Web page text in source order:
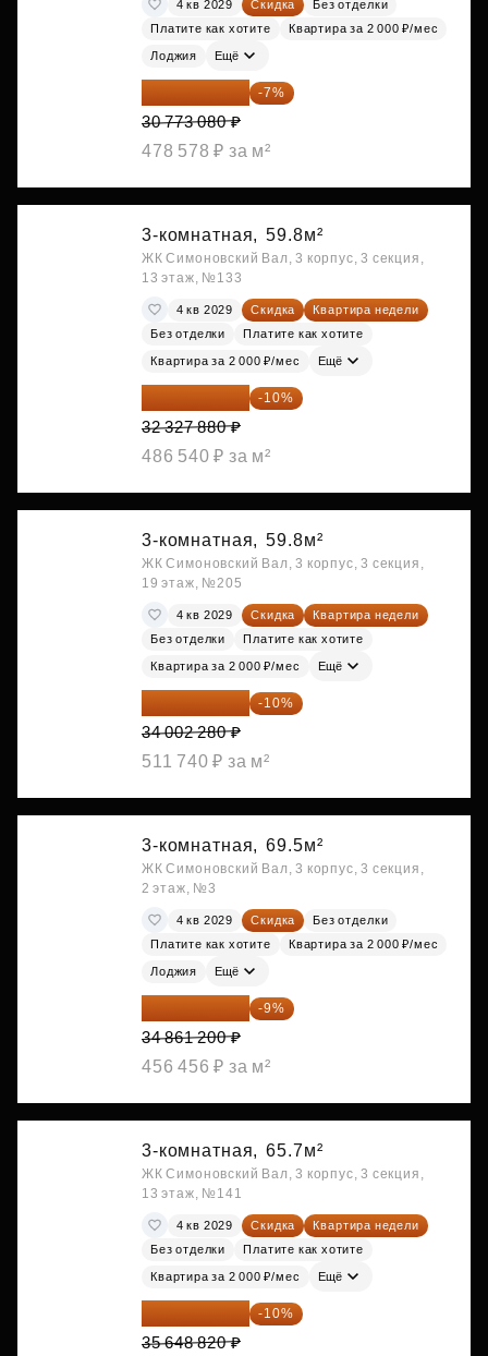
4 кв 2029 Скидка
Без отделки
Платите как хотите
Квартира за 2 000 ₽/мес
Лоджия Ещё
28 618 964 ₽ -7%
30 773 080 ₽
478 578 ₽ за м²
3-комнатная, 59.8м²
ЖК Симоновский Вал, 3 корпус, 3 секция,
13 этаж, №133
4 кв 2029 Скидка
Квартира недели
Без отделки
Платите как хотите
Квартира за 2 000 ₽/мес Ещё
29 095 092 ₽ -10%
32 327 880 ₽
486 540 ₽ за м²
3-комнатная, 59.8м²
ЖК Симоновский Вал, 3 корпус, 3 секция,
19 этаж, №205
4 кв 2029 Скидка
Квартира недели
Без отделки
Платите как хотите
Квартира за 2 000 ₽/мес Ещё
30 602 052 ₽ -10%
34 002 280 ₽
511 740 ₽ за м²
3-комнатная, 69.5м²
ЖК Симоновский Вал, 3 корпус, 3 секция,
2 этаж, №3
4 кв 2029 Скидка
Без отделки
Платите как хотите
Квартира за 2 000 ₽/мес
Лоджия Ещё
31 723 692 ₽ -9%
34 861 200 ₽
456 456 ₽ за м²
3-комнатная, 65.7м²
ЖК Симоновский Вал, 3 корпус, 3 секция,
13 этаж, №141
4 кв 2029 Скидка
Квартира недели
Без отделки
Платите как хотите
Квартира за 2 000 ₽/мес Ещё
32 083 938 ₽ -10%
35 648 820 ₽